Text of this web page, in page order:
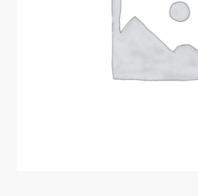
Юридические данные